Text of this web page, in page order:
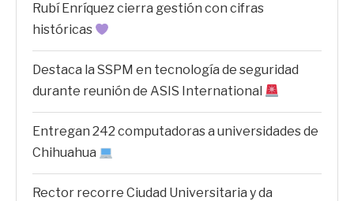
Rubí Enríquez cierra gestión con cifras
históricas
Destaca la SSPM en tecnología de seguridad
durante reunión de ASIS International
Entregan 242 computadoras a universidades de
Chihuahua
Rector recorre Ciudad Universitaria y da